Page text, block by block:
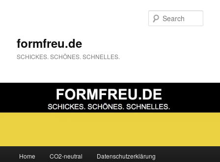
formfreu.de
SCHICKES. SCHÖNES. SCHNELLES.
Skip
Home CO2-neutral Datenschutzerklärung